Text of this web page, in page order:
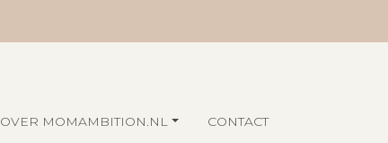
OVER MOMAMBITION.NL CONTACT